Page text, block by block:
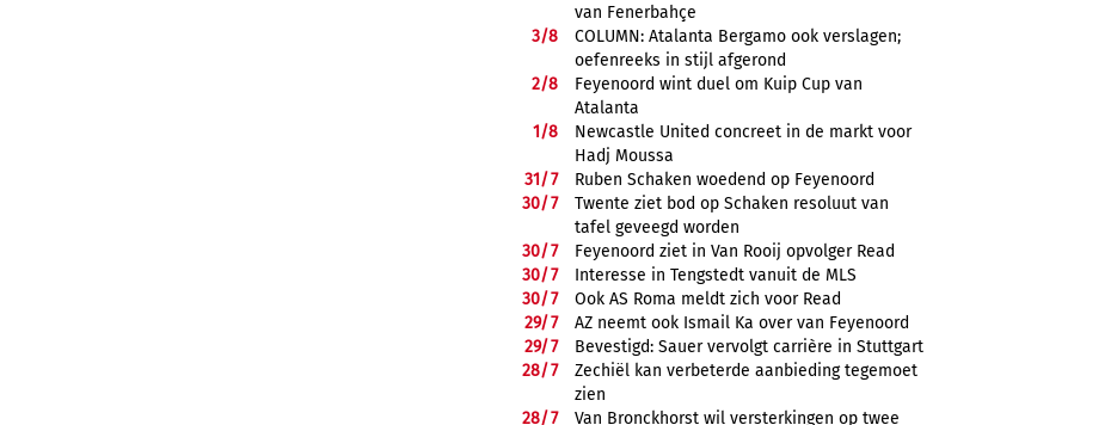
van Fenerbahçe
3/8
COLUMN: Atalanta Bergamo ook verslagen;
oefenreeks in stijl afgerond
2/8
Feyenoord wint duel om Kuip Cup van
Atalanta
1/8
Newcastle United concreet in de markt voor
Hadj Moussa
31/7
Ruben Schaken woedend op Feyenoord
30/7
Twente ziet bod op Schaken resoluut van
tafel geveegd worden
30/7
Feyenoord ziet in Van Rooij opvolger Read
30/7
Interesse in Tengstedt vanuit de MLS
30/7
Ook AS Roma meldt zich voor Read
29/7
AZ neemt ook Ismail Ka over van Feyenoord
29/7
Bevestigd: Sauer vervolgt carrière in Stuttgart
28/7
Zechiël kan verbeterde aanbieding tegemoet
zien
28/7
Van Bronckhorst wil versterkingen op twee